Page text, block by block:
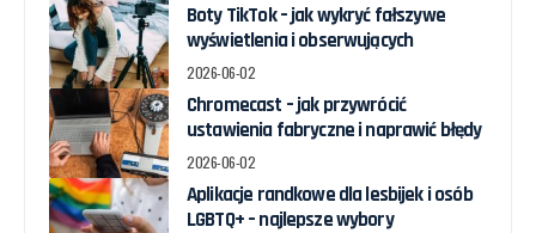
Boty TikTok – jak wykryć fałszywe
wyświetlenia i obserwujących
2026-06-02
Chromecast – jak przywrócić
ustawienia fabryczne i naprawić błędy
2026-06-02
Aplikacje randkowe dla lesbijek i osób
LGBTQ+ – najlepsze wybory